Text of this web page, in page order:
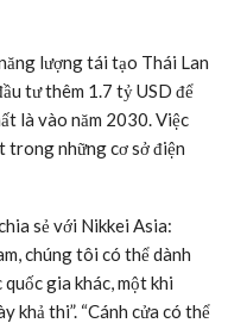
lượng tái tạo Thái Lan
tư thêm 1.7 tỷ USD để
là vào năm 2030. Việc
trong những cơ sở điện
sẻ với Nikkei Asia:
chúng tôi có thể dành
gia khác, một khi
khả thi”. “Cánh cửa có thể